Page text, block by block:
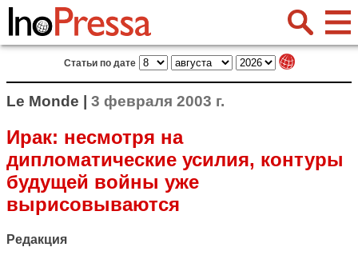
Статьи по дате
Le Monde | 3 февраля 2003 г.
Ирак: несмотря на
дипломатические усилия, контуры
будущей войны уже
вырисовываются
Редакция